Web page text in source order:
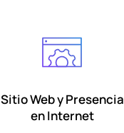
Sitio Web y Presencia
en Internet